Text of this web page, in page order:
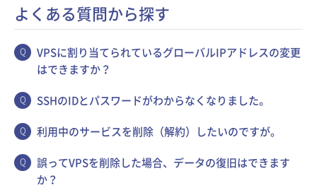
よくある質問から探す
VPSに割り当てられているグローバルIPアドレスの変更
はできますか？
SSHのIDとパスワードがわからなくなりました。
利用中のサービスを削除（解約）したいのですが。
誤ってVPSを削除した場合、データの復旧はできます
か？